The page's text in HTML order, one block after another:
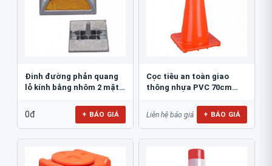
Đinh đường phản quang
lỗ kính bằng nhôm 2 mặt
0đ + BÁO GIÁ
Cọc tiêu an toàn giao
thông nhựa PVC 70cm
Liên hệ báo giá + BÁO GIÁ